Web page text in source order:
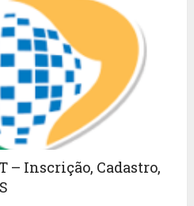
– Inscrição, Cadastro,